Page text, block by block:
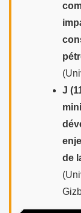
J
de